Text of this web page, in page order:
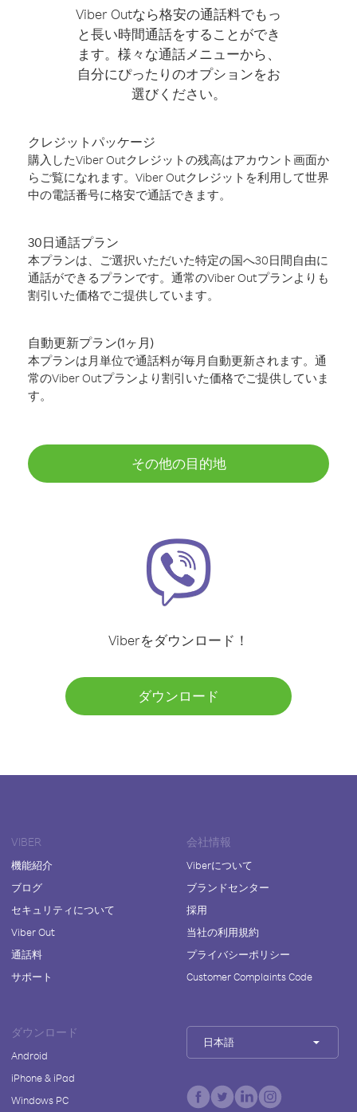
Viber Outなら格安の通話料でもっ
と長い時間通話をすることができ
ます。様々な通話メニューから、
自分にぴったりのオプションをお
選びください。
クレジットパッケージ
購入したViber Outクレジットの残高はアカウント画面か
らご覧になれます。Viber Outクレジットを利用して世界
中の電話番号に格安で通話できます。
30日通話プラン
本プランは、ご選択いただいた特定の国へ30日間自由に
通話ができるプランです。通常のViber Outプランよりも
割引いた価格でご提供しています。
自動更新プラン(1ヶ月)
本プランは月単位で通話料が毎月自動更新されます。通
常のViber Outプランより割引いた価格でご提供していま
す。
その他の目的地
Viberをダウンロード！
ダウンロード
VIBER
機能紹介
ブログ
セキュリティについて
Viber Out
通話料
サポート
会社情報
Viberについて
ブランドセンター
採用
当社の利用規約
プライバシーポリシー
Customer Complaints Code
ダウンロード
Android
iPhone & iPad
Windows PC
日本語